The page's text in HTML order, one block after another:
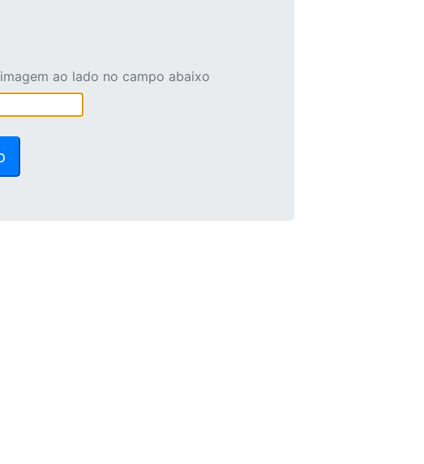
ao lado no campo abaixo